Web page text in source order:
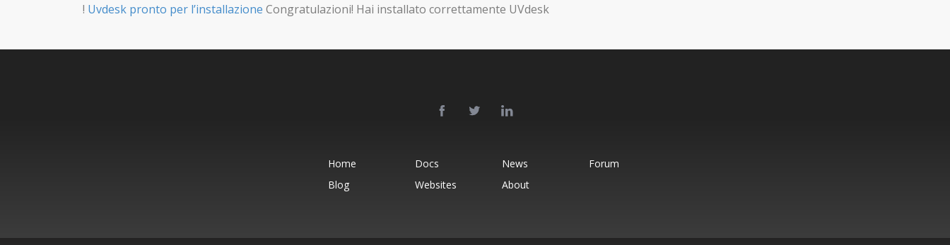
! Uvdesk pronto per l’installazione Congratulazioni! Hai installato correttamente UVdesk
Home Docs News
Forum
Blog
Websites About